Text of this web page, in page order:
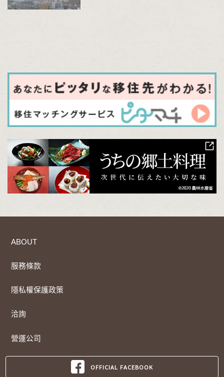
ABOUT
服務條款
隱私權保護政策
洽詢
營運公司
OFFICIAL FACEBOOK